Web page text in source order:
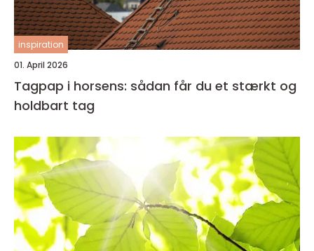
inspiration
01. April 2026
Tagpap i horsens: sådan får du et stærkt og
holdbart tag